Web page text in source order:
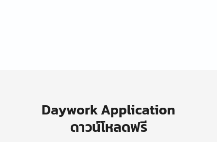
Daywork Application
ดาวน์โหลดฟรี